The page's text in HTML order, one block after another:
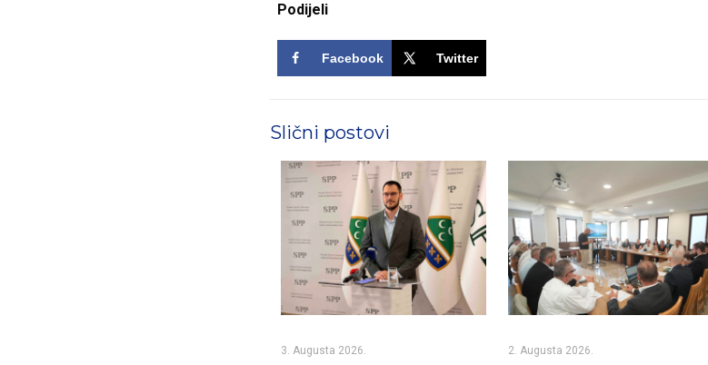
Podijeli
Facebook Twitter
Slični postovi
3. Augusta 2026. 2. Augusta 2026.